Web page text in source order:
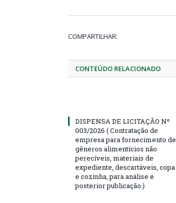
COMPARTILHAR:
CONTEÚDO RELACIONADO
DISPENSA DE LICITAÇÃO Nº
003/2026 ( Contratação de
empresa para fornecimento de
gêneros alimentícios não
perecíveis, materiais de
expediente, descartáveis, copa
e cozinha, para análise e
posterior publicação.)